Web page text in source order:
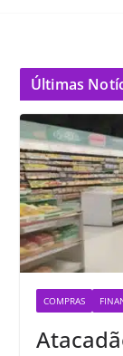
Últimas
COMPRAS